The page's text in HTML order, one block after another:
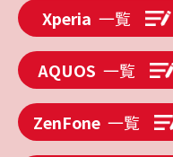
Xperia 一覧
AQUOS 一覧
ZenFone 一覧